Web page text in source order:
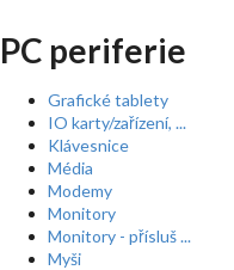
PC periferie
Grafické tablety
IO karty/zařízení, ...
Klávesnice
Média
Modemy
Monitory
Monitory - přísluš ...
Myši